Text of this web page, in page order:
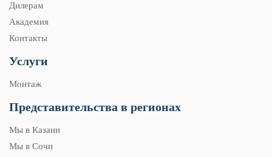
Дилерам
Академия
Контакты
Услуги
Монтаж
Представительства в регионах
Мы в Казани
Мы в Сочи